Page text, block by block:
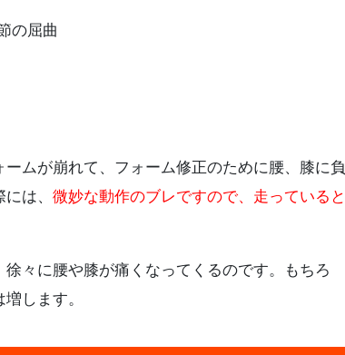
の屈曲
ムが崩れて、フォーム修正のために腰、膝に負
は、 微妙な動作のブレですので、走っていると
々に腰や膝が痛くなってくるのです。もちろ
します。